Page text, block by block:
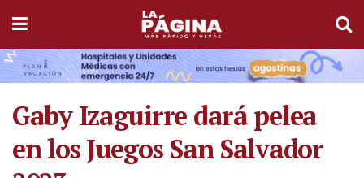
Gaby Izaguirre dará pelea
en los Juegos San Salvador